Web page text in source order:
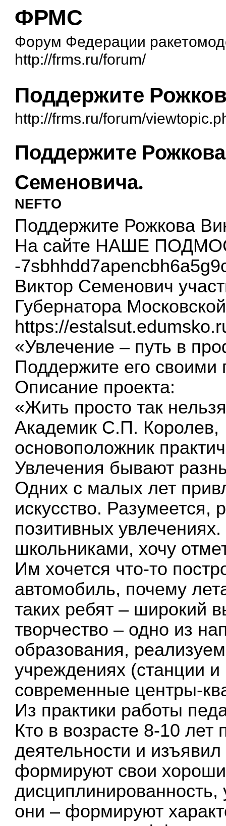
ФРМС
Форум Федерации
http://frms.ru/forum/
Поддержите
http://frms.ru/forum/
Поддержите
Семеновича.
NEFTO
Поддержите Рожкова
На сайте НАШЕ
-
Виктор Семенович
Губернатора
https://
«Увлечение – путь в
Поддержите его своими
Описание проекта:
«Жить просто так
Академик С.П. Королев,
основоположник
Увлечения бывают
Одних с малых лет
искусство. Разумеется,
позитивных
школьниками, хочу
Им хочется что-то
автомобиль, почему
таких ребят – широкий
творчество – одно из
образования,
учреждениях (станции
современные центры-
Из практики работы
Кто в возрасте 8-10 лет
деятельности и
формируют свои
дисциплинированность,
они – формируют